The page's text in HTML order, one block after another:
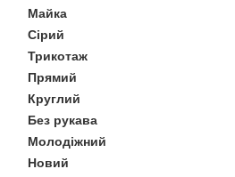
Майка
Сірий
Трикотаж
Прямий
Круглий
Без рукава
Молодіжний
Новий